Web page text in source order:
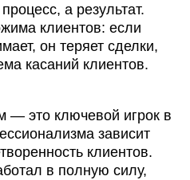
а результат.
клиентов: если
он теряет сделки,
касаний клиентов.
это ключевой игрок в
зависит
клиентов.
в полную силу,